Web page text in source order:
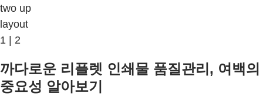
two up
layout
1 | 2
까다로운 리플렛 인쇄물 품질관리, 여백의
중요성 알아보기